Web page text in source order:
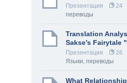
Презентация 24
переводы
Translation
Sakse’s Fairytale
Презентация 26
Языки, переводы
What